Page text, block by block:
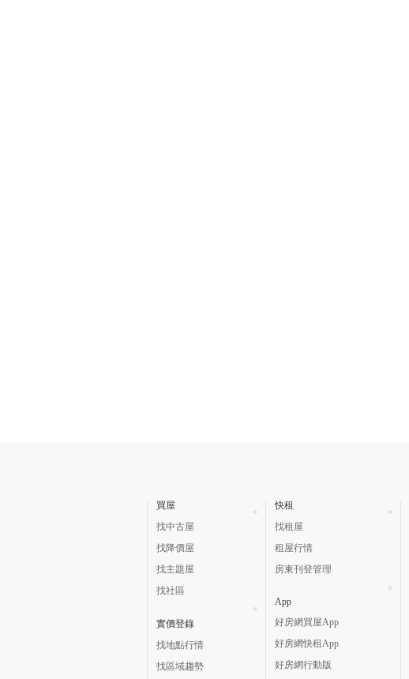
買屋
找中古屋
找降價屋
找主題屋
找社區
實價登錄
找地點行情
找區域趨勢
快租
找租屋
租屋行情
房東刊登管理
App
好房網買屋App
好房網快租App
好房網行動版